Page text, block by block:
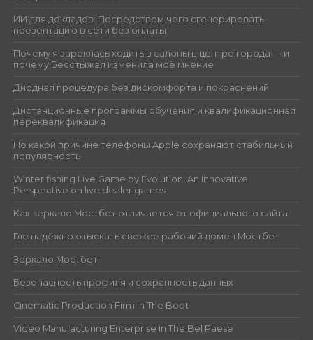
ИИ для докладов: Посредством чего сгенерировать
презентацию в сети без оплаты
Почему я зареклась ходить в салоны в центре города — и
почему Бесстыжая изменила моё мнение
Диодная процедура без дискомфорта и покраснений
Дистанционные программы обучения и квалификационная
переквалификация
По какой причине телефоны Apple сохраняют стабильный
популярность
Winter fishing Live Game by Evolution: An Innovative
Perspective on live dealer games
Как зеркало Мостбет отличается от официального сайта
Где надёжно отыскать свежее рабочий домен Мостбет
Зеркало Мостбет
Безопасность профиля и сохранность данных
Cinematic Production Firm in The Boot
Video Manufacturing Enterprise in The Bel Paese